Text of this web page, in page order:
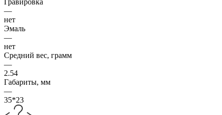
—
нет
Эмаль
—
нет
Средний вес, грамм
—
2.54
Габариты, мм
—
35*23